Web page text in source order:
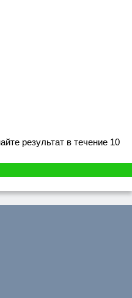
результат в течение 10